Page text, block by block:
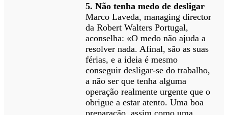
5. Não tenha medo de desligar
Marco Laveda, managing director
da Robert Walters Portugal,
aconselha: «O medo não ajuda a
resolver nada. Afinal, são as suas
férias, e a ideia é mesmo
conseguir desligar-se do trabalho,
a não ser que tenha alguma
operação realmente urgente que o
obrigue a estar atento. Uma boa
preparação, assim como uma